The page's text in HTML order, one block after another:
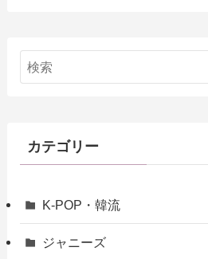
カテゴリー
K-POP・韓流
ジャニーズ